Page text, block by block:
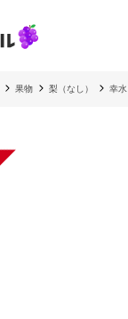
果物 梨（なし） 幸水